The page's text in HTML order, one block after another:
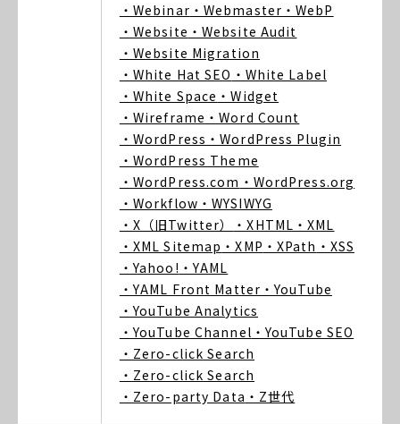
・Webinar ・Webmaster ・WebP
・Website ・Website Audit
・Website Migration
・White Hat SEO ・White Label
・White Space ・Widget
・Wireframe ・Word Count
・WordPress ・WordPress Plugin
・WordPress Theme
・WordPress.com ・WordPress.org
・Workflow ・WYSIWYG
・X（旧Twitter）
・XHTML ・XML
・XML Sitemap ・XMP ・XPath ・XSS
・Yahoo! ・YAML
・YAML Front Matter ・YouTube
・YouTube Analytics
・YouTube Channel ・YouTube SEO
・Zero-click Search
・Zero-click Search
・Zero-party Data ・Z世代